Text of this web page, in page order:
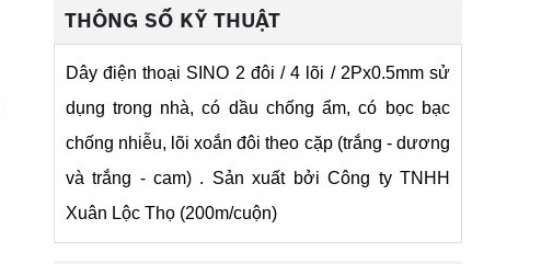
THÔNG SỐ KỸ THUẬT
Dây điện thoại SINO 2 đôi / 4 lõi / 2Px0.5mm sử
dụng trong nhà, có dầu chống ẩm, có bọc bạc
chống nhiễu, lõi xoắn đôi theo cặp (trắng - dương
và trắng - cam) . Sản xuất bởi Công ty TNHH
Xuân Lộc Thọ (200m/cuộn)